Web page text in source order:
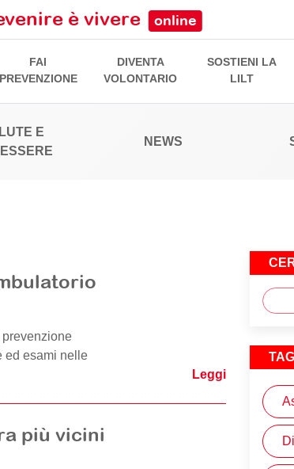
è vivere online
FAI
PREVENZIONE
DIVENTA
VOLONTARIO
SOSTIENI LA
LILT
E
NEWS
ed esami nelle
Leggi
più vicini
TAG